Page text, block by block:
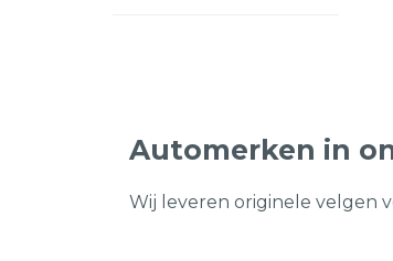
Automerken in
Wij leveren originele velgen